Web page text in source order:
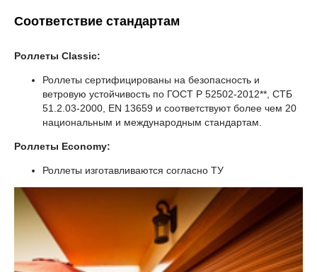
Соответствие стандартам
Роллеты Classic:
Роллеты сертифицированы на безопасность и
ветровую устойчивость по ГОСТ Р 52502-2012**, СТБ
51.2.03-2000, EN 13659 и соответствуют более чем 20
национальным и международным стандартам.
Роллеты Economy:
Роллеты изготавливаются согласно ТУ